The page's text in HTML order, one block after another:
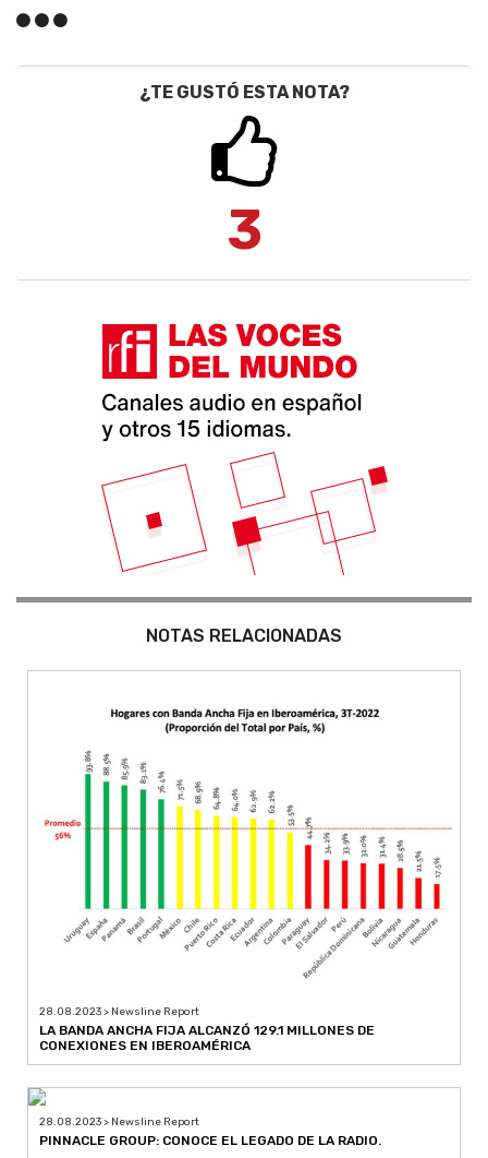
¿TE GUSTÓ ESTA NOTA?
3
NOTAS RELACIONADAS
28.08.2023 > Newsline Report
LA BANDA ANCHA FIJA ALCANZÓ 129.1 MILLONES DE
CONEXIONES EN IBEROAMÉRICA
28.08.2023 > Newsline Report
PINNACLE GROUP: CONOCE EL LEGADO DE LA RADIO.